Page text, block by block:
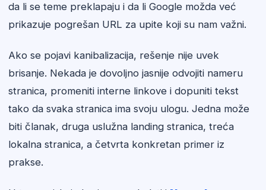
da li se teme preklapaju i da li Google možda već
prikazuje pogrešan URL za upite koji su nam važni.
Ako se pojavi kanibalizacija, rešenje nije uvek
brisanje. Nekada je dovoljno jasnije odvojiti nameru
stranica, promeniti interne linkove i dopuniti tekst
tako da svaka stranica ima svoju ulogu. Jedna može
biti članak, druga uslužna landing stranica, treća
lokalna stranica, a četvrta konkretan primer iz
prakse.